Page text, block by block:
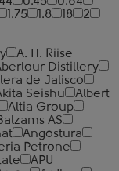
1.75 1.8 18
2
A. H. Riise
Distillery
de Jalisco
Seishu
Albert
Altia Group
AS
Angostura
Petrone
APU